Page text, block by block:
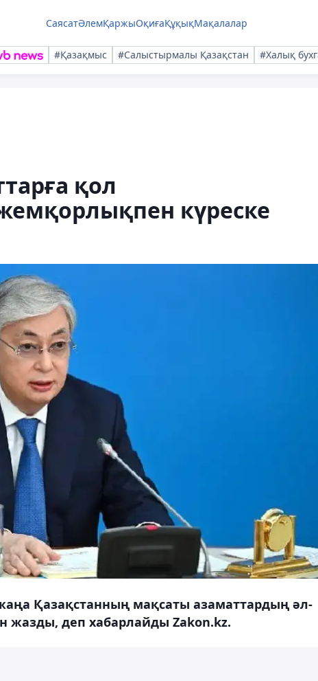
СаясатӘлемҚаржыОқиғаҚұқықМақалалар
#Қазақмыс #Салыстырмалы Қазақстан #Халық
қол
күреске
Қазақстанның мақсаты азаматтардың әл-
жазды, деп хабарлайды Zakon.kz.